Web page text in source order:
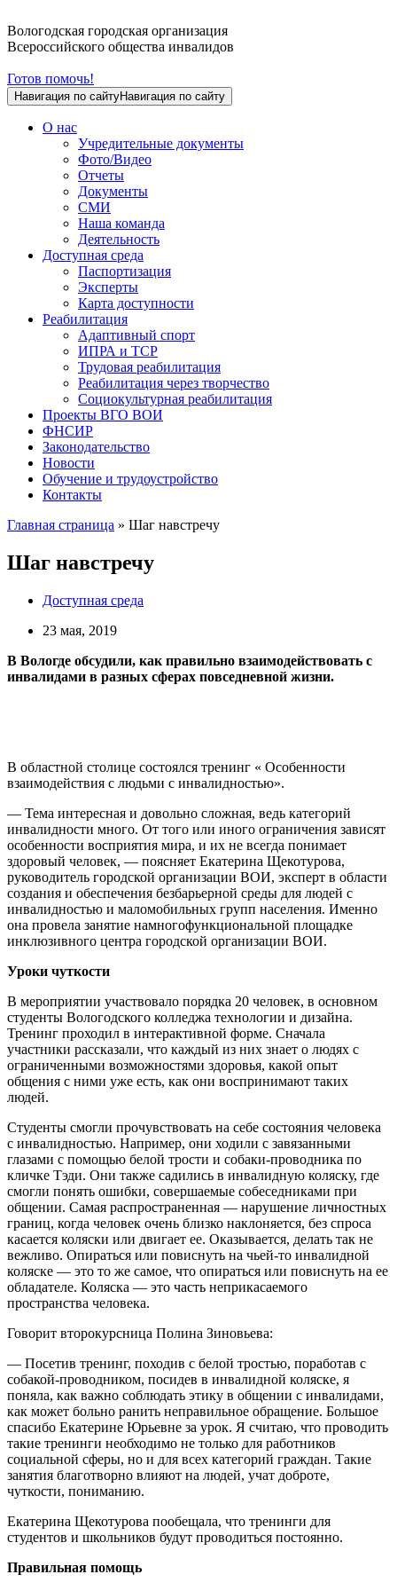
Вологодская городская организация
Всероссийского общества инвалидов
Готов помочь!
Навигация по сайтуНавигация по сайту
О нас
Учредительные документы
Фото/Видео
Отчеты
Документы
СМИ
Наша команда
Деятельность
Доступная среда
Паспортизация
Эксперты
Карта доступности
Реабилитация
Адаптивный спорт
ИПРА и ТСР
Трудовая реабилитация
Реабилитация через творчество
Социокультурная реабилитация
Проекты ВГО ВОИ
ФНСИР
Законодательство
Новости
Обучение и трудоустройство
Контакты
Главная страница » Шаг навстречу
Шаг навстречу
Доступная среда
23 мая, 2019
В Вологде обсудили, как правильно взаимодействовать с
инвалидами в разных сферах повседневной жизни.
В областной столице состоялся тренинг « Особенности
взаимодействия с людьми с инвалидностью».
— Тема интересная и довольно сложная, ведь категорий
инвалидности много. От того или иного ограничения зависят
особенности восприятия мира, и их не всегда понимает
здоровый человек, — поясняет Екатерина Щекотурова,
руководитель городской организации ВОИ, эксперт в области
создания и обеспечения безбарьерной среды для людей с
инвалидностью и маломобильных групп населения. Именно
она провела занятие намногофункциональной площадке
инклюзивного центра городской организации ВОИ.
Уроки чуткости
В мероприятии участвовало порядка 20 человек, в основном
студенты Вологодского колледжа технологии и дизайна.
Тренинг проходил в интерактивной форме. Сначала
участники рассказали, что каждый из них знает о людях с
ограниченными возможностями здоровья, какой опыт
общения с ними уже есть, как они воспринимают таких
людей.
Студенты смогли прочувствовать на себе состояния человека
с инвалидностью. Например, они ходили с завязанными
глазами с помощью белой трости и собаки-проводника по
кличке Тэди. Они также садились в инвалидную коляску, где
смогли понять ошибки, совершаемые собеседниками при
общении. Самая распространенная — нарушение личностных
границ, когда человек очень близко наклоняется, без спроса
касается коляски или двигает ее. Оказывается, делать так не
вежливо. Опираться или повиснуть на чьей-то инвалидной
коляске — это то же самое, что опираться или повиснуть на ее
обладателе. Коляска — это часть неприкасаемого
пространства человека.
Говорит второкурсница Полина Зиновьева:
— Посетив тренинг, походив с белой тростью, поработав с
собакой-проводником, посидев в инвалидной коляске, я
поняла, как важно соблюдать этику в общении с инвалидами,
как может больно ранить неправильное обращение. Большое
спасибо Екатерине Юрьевне за урок. Я считаю, что проводить
такие тренинги необходимо не только для работников
социальной сферы, но и для всех категорий граждан. Такие
занятия благотворно влияют на людей, учат доброте,
чуткости, пониманию.
Екатерина Щекотурова пообещала, что тренинги для
студентов и школьников будут проводиться постоянно.
Правильная помощь